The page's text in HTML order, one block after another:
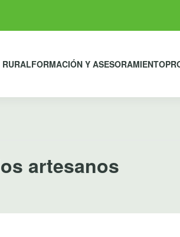
FORMACIÓN Y ASESORAMIENTO
artesanos